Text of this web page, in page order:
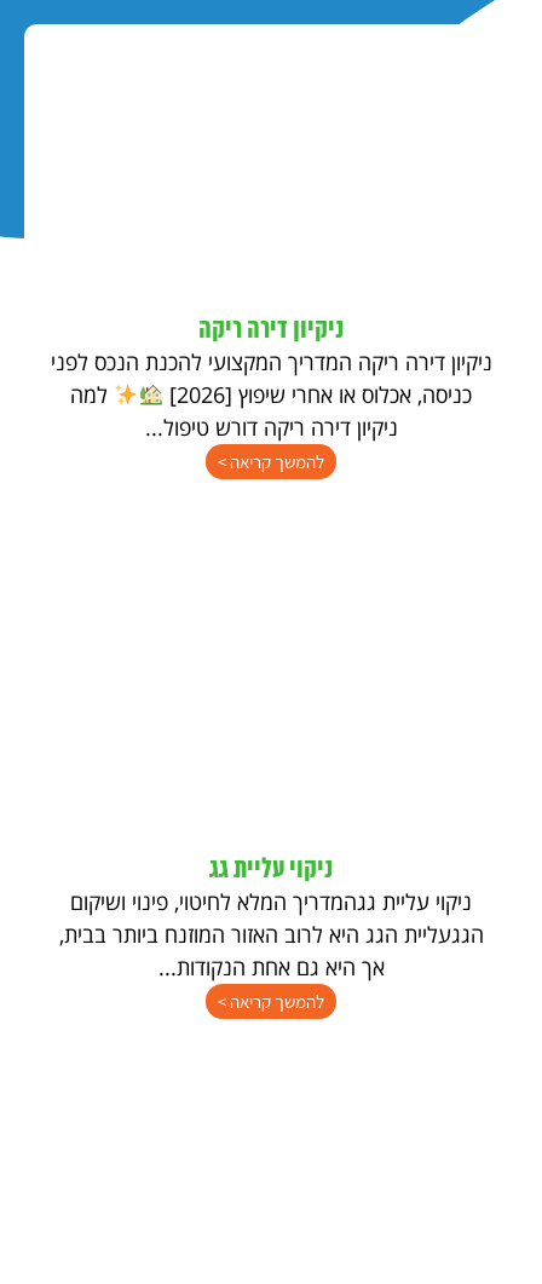
ניקיון דירה ריקה
ניקיון דירה ריקה המדריך המקצועי להכנת הנכס לפני
כניסה, אכלוס או אחרי שיפוץ [2026]
למה
ניקיון דירה ריקה דורש טיפול...
להמשך קריאה >
ניקוי עליית גג
ניקוי עליית גגהמדריך המלא לחיטוי, פינוי ושיקום
הגגעליית הגג היא לרוב האזור המוזנח ביותר בבית,
אך היא גם אחת הנקודות...
להמשך קריאה >